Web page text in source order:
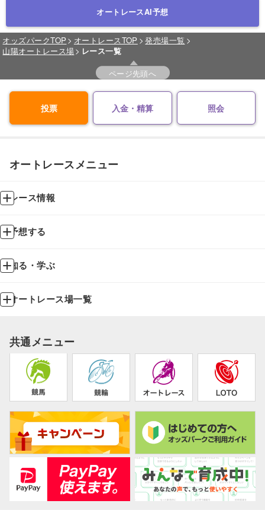
オートレースAI予想
オッズパークTOP オートレースTOP
発売場一覧
山陽オートレース場
レース一覧
ページ先頭へ
投票 入金・精算 照会
オートレースメニュー
レース情報
予想する
知る・学ぶ
オートレース場一覧
共通メニュー